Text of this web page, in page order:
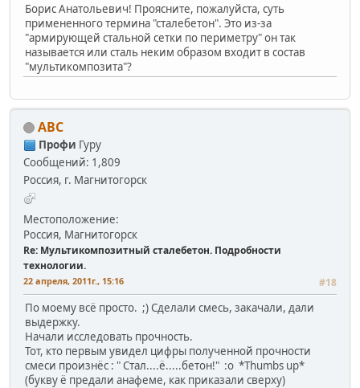
Борис Анатольевич! Проясните, пожалуйста, суть
примененного термина "сталебетон". Это из-за
"армирующей стальной сетки по периметру" он так
называется или сталь неким образом входит в состав
"мультикомпозита"?
АВС
Профи Гуру
Сообщений: 1,809
Россия, г. Магнитогорск
Местоположение:
Россия, Магнитогорск
Re: Мультикомпозитный сталебетон. Подробности
технологии.
22 апреля, 2011г., 15:16 #18
По моему всё просто. ;) Сделали смесь, закачали, дали
выдержку.
Начали исследовать прочность.
Тот, кто первым увидел цифры полученной прочности
смеси произнёс : " Стал....ё.....бетон!" :o *Thumbs up*
(букву ё предали анафеме, как приказали сверху)